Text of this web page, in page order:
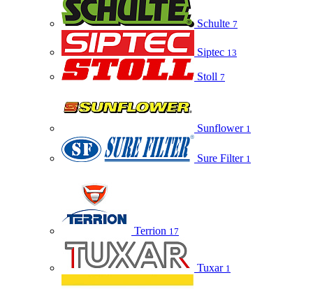
Schulte 7
Siptec 13
Stoll 7
Sunflower 1
Sure Filter 1
Terrion 17
Tuxar 1